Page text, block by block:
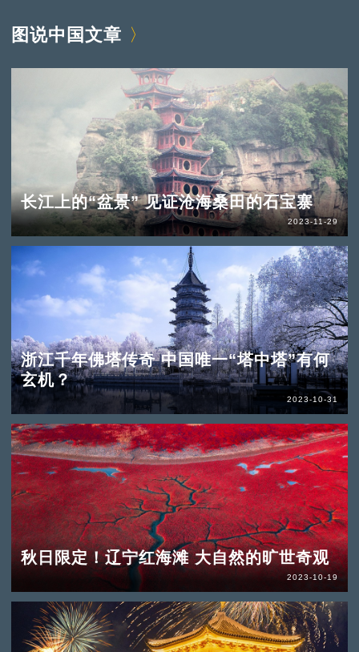
图说中国文章
长江上的“盆景” 见证沧海桑田的石宝寨
2023-11-29
浙江千年佛塔传奇 中国唯一“塔中塔”有何
玄机？
2023-10-31
秋日限定！辽宁红海滩 大自然的旷世奇观
2023-10-19